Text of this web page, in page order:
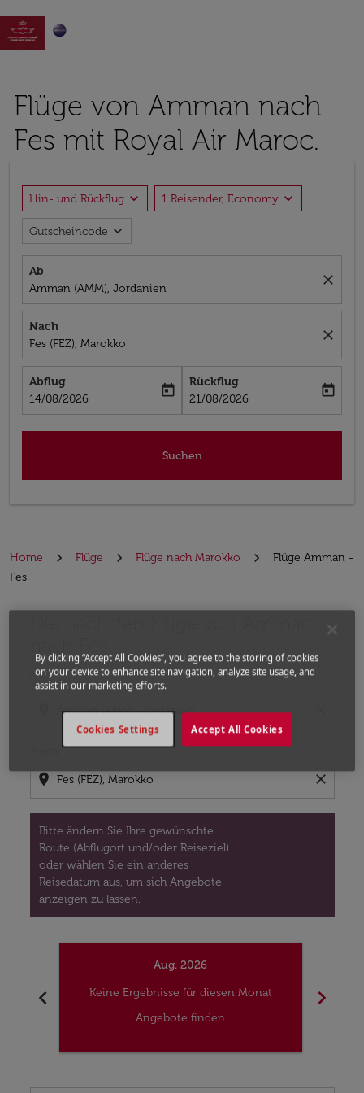

Flüge von Amman nach
Fes mit Royal Air Maroc.
Hin- und Rückflug expand_more 1 Reisender, Economy expand_more
Gutscheincode expand_more
Ab
Amman (AMM), Jordanien
close
Nach
Fes (FEZ), Marokko
close
Abflug
fc-booking-departure-date-aria-label
14/08/2026
today
Rückflug
fc-booking-return-date-aria-label
21/08/2026
today
Suchen
Home Flüge Flüge nach Marokko
Flüge Amman -
Fes
Von
location_on close
Bitte ändern Sie Ihre gewünschte
Route (Abflugort und/oder Reiseziel)
oder wählen Sie ein anderes
Reisedatum aus, um sich Angebote
anzeigen zu lassen.
chevron_left
Aug. 2026
Keine Ergebnisse für diesen Monat
Angebote finden
chevron_right
By clicking “Accept All Cookies”, you agree to the storing of cookies
on your device to enhance site navigation, analyze site usage, and
assist in our marketing efforts.
Accept All Cookies
Cookies Settings